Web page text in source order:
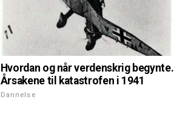
Hvordan og når verdenskrig begynte.
Årsakene til katastrofen i 1941
Dannelse